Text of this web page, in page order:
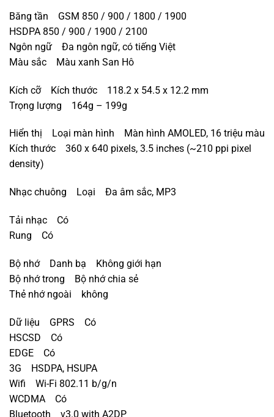
Băng tần GSM 850 / 900 / 1800 / 1900
HSDPA 850 / 900 / 1900 / 2100
Ngôn ngữ Đa ngôn ngữ, có tiếng Việt
Màu sắc Màu xanh San Hô
Kích cỡ Kích thước 118.2 x 54.5 x 12.2 mm
Trọng lượng 164g – 199g
Hiển thị Loại màn hình Màn hình AMOLED, 16 triệu màu
Kích thước 360 x 640 pixels, 3.5 inches (~210 ppi pixel
density)
Nhạc chuông Loại Đa âm sắc, MP3
Tải nhạc Có
Rung Có
Bộ nhớ Danh bạ Không giới hạn
Bộ nhớ trong Bộ nhớ chia sẻ
Thẻ nhớ ngoài không
Dữ liệu GPRS Có
HSCSD Có
EDGE Có
3G HSDPA, HSUPA
Wifi Wi-Fi 802.11 b/g/n
WCDMA Có
Bluetooth v3.0 with A2DP